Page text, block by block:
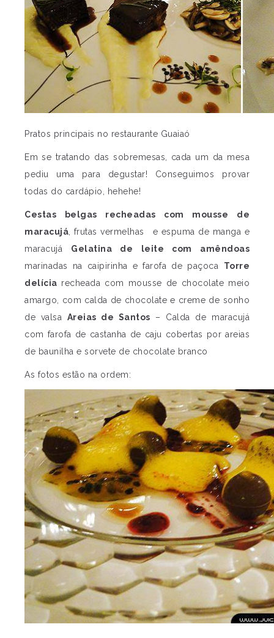
Pratos principais no restaurante Guaiaó
Em se tratando das sobremesas, cada um da mesa
pediu uma para degustar! Conseguimos provar
todas do cardápio, hehehe!
Cestas belgas recheadas com mousse de
maracujá, frutas vermelhas e espuma de manga e
maracujá Gelatina de leite com amêndoas
marinadas na caipirinha e farofa de paçoca Torre
delícia recheada com mousse de chocolate meio
amargo, com calda de chocolate e creme de sonho
de valsa Areias de Santos – Calda de maracujá
com farofa de castanha de caju cobertas por areias
de baunilha e sorvete de chocolate branco
As fotos estão na ordem: